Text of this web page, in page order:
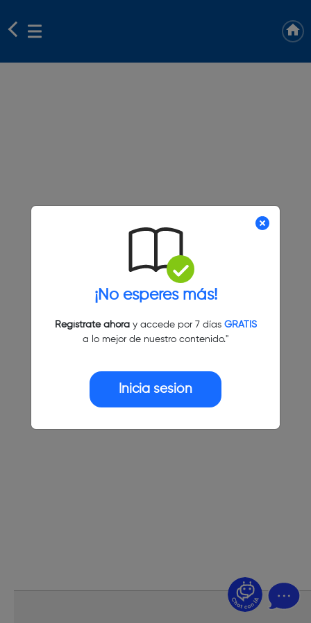
¡No esperes más!
Regístrate ahoray accede por 7 días GRATIS
a lo mejor de nuestro contenido."
Inicia sesión